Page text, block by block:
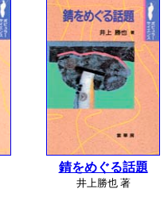
錆をめぐる話題
井上勝也 著